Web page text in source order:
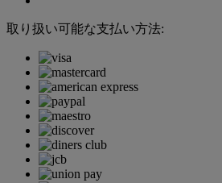
取り扱い可能な支払い方法: